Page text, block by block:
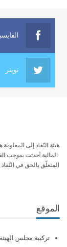
تويتر
هيئة النّفاذ إلى
المتعلّق بالحق في
الموقع
تركيبة مجلس الهيئة